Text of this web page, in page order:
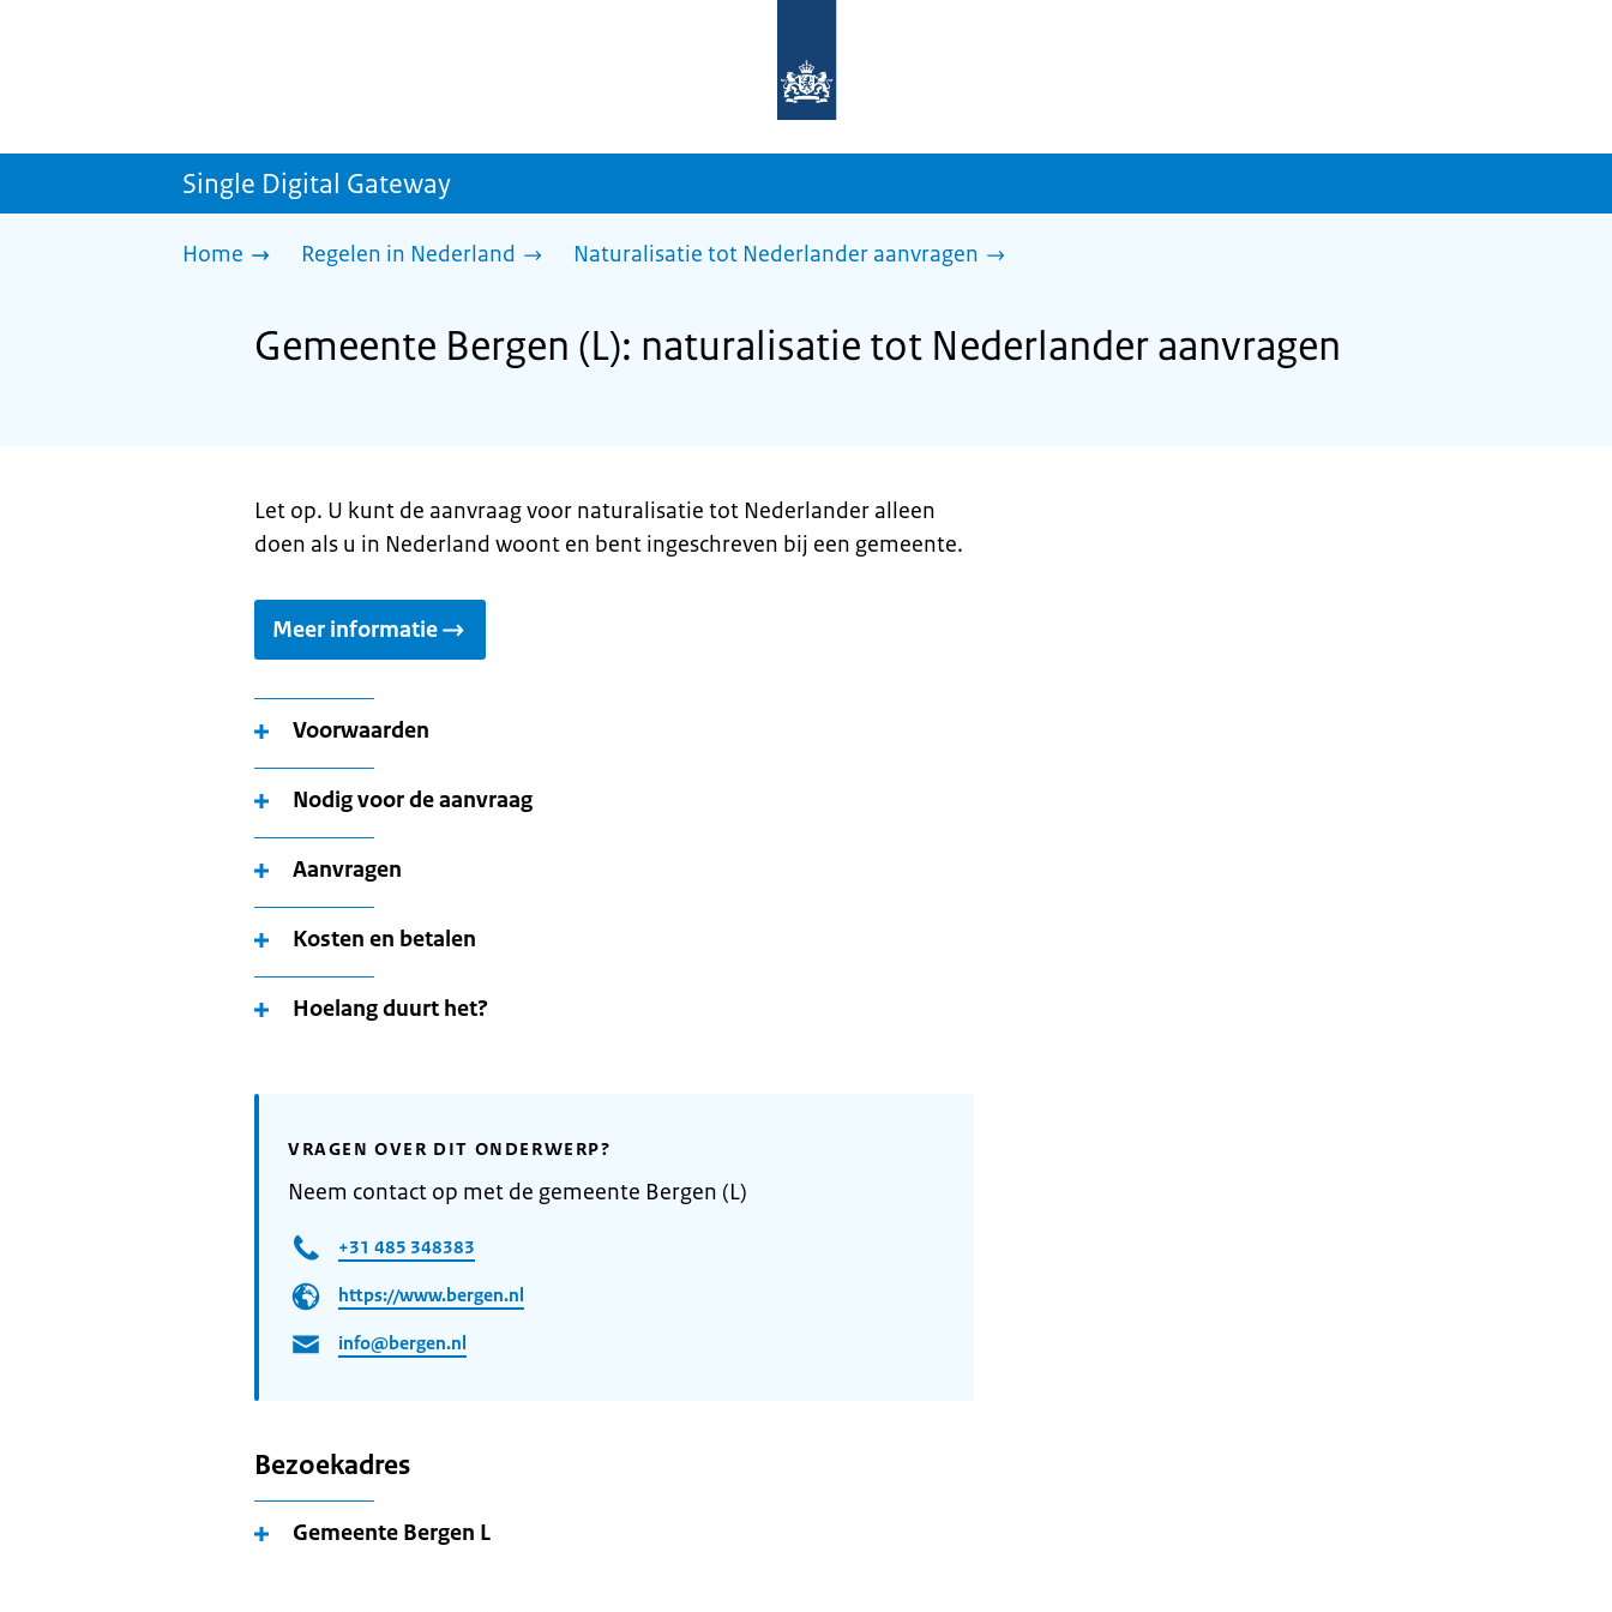
homepage
sdg.rijksoverheid.nl
Single Digital Gateway
Home Regelen in Nederland Naturalisatie tot Nederlander aanvragen
Gemeente Bergen (L): naturalisatie tot Nederlander aanvragen
Let op. U kunt de aanvraag voor naturalisatie tot Nederlander alleen
doen als u in Nederland woont en bent ingeschreven bij een gemeente.
Meer informatie
Voorwaarden
Nodig voor de aanvraag
Aanvragen
Kosten en betalen
Hoelang duurt het?
VRAGEN OVER DIT ONDERWERP?
Neem contact op met de gemeente Bergen (L)
+31 485 348383
https://www.bergen.nl
info@bergen.nl
Bezoekadres
Gemeente Bergen L